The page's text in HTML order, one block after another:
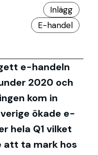
Inlägg
E-handel
e-handeln
2020 och
kom in
ökade e-
hela Q1 vilket
att ta mark hos